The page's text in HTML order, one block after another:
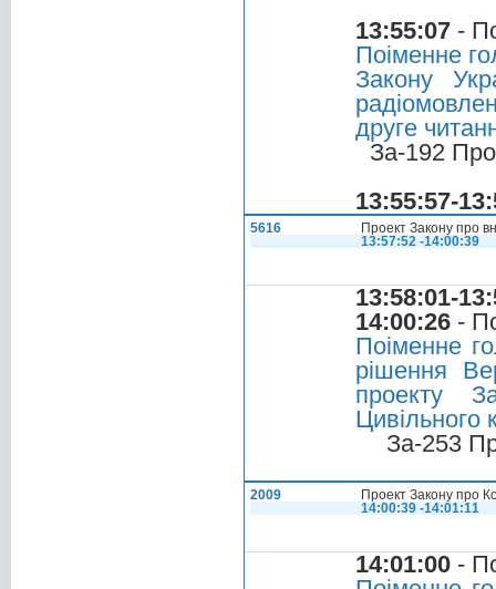
13:55:07 -
Поіменне
Закону
друге
За-192
13:55:57-
5616
Проект Закону про
13:57:52 -14:00:39
13:58:01-
14:00:26 -
Поіменне
рішення
проекту
Цивільного
За-253
2009
Проект Закону про
14:00:39 -14:01:11
14:01:00 -